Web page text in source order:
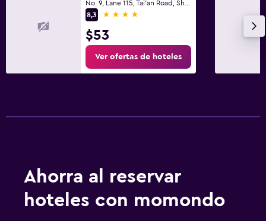
8,3
4 estrellas
$53
Ver ofertas de hoteles
Ahorra al reservar
hoteles con momondo